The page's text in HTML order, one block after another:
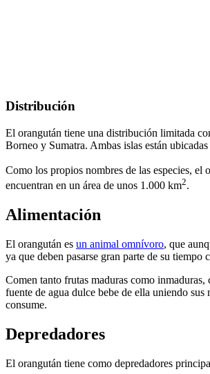
Distribución
El orangután tiene una distribución limitada
Borneo y Sumatra. Ambas islas están
Como los propios nombres de las especies, el
encuentran en un área de unos 1.000 km2.
Alimentación
El orangután es un animal omnívoro, que
ya que deben pasarse gran parte de su tiempo
Comen tanto frutas maduras como
fuente de agua dulce bebe de ella uniendo
consume.
Depredadores
El orangután tiene como depredadores